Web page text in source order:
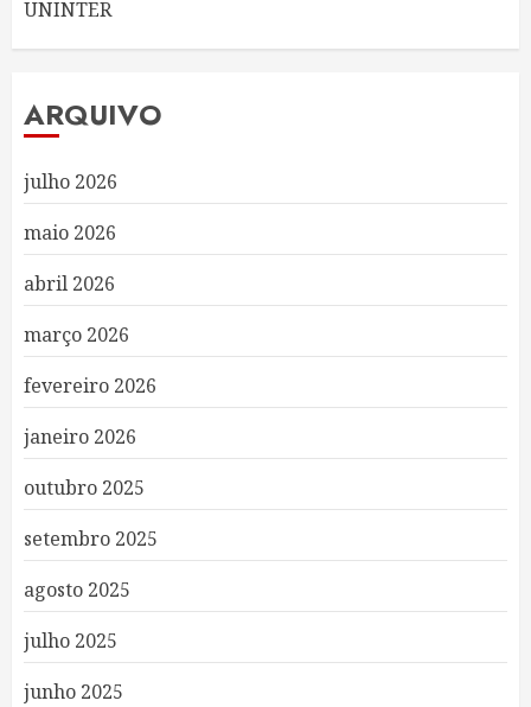
UNINTER
ARQUIVO
julho 2026
maio 2026
abril 2026
março 2026
fevereiro 2026
janeiro 2026
outubro 2025
setembro 2025
agosto 2025
julho 2025
junho 2025